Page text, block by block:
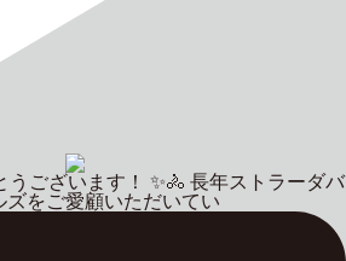
うございます！ ✨🚴 長年ストラーダバ
ズをご愛顧いただいてい